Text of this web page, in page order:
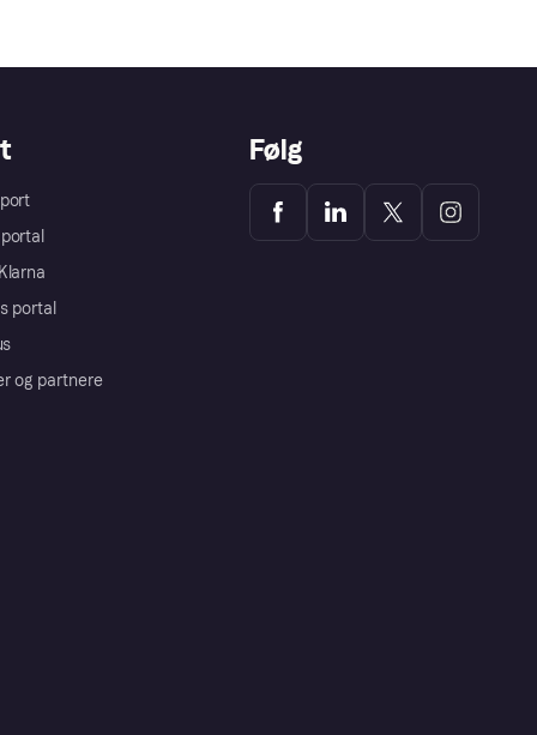
portal
og partnere
Følg